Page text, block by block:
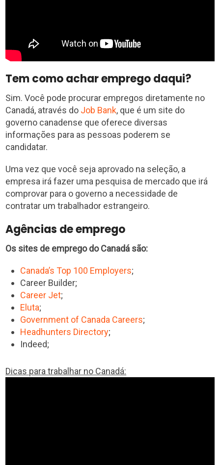
Tem como achar emprego daqui?
Sim. Você pode procurar empregos diretamente no
Canadá, através do Job Bank, que é um site do
governo canadense que oferece diversas
informações para as pessoas poderem se
candidatar.
Uma vez que você seja aprovado na seleção, a
empresa irá fazer uma pesquisa de mercado que irá
comprovar para o governo a necessidade de
contratar um trabalhador estrangeiro.
Agências de emprego
Os sites de emprego do Canadá são:
Canada’s Top 100 Employers;
Career Builder;
Career Jet;
Eluta;
Government of Canada Careers;
Headhunters Directory;
Indeed;
Dicas para trabalhar no Canadá: